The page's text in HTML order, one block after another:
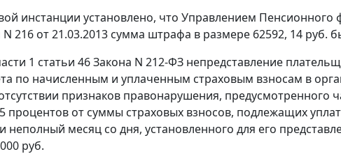
инстанции установлено, что Управлением Пенсионного
216 от 21.03.2013 сумма штрафа в размере 62592, 14 руб.
1 статьи 46Закона N 212-ФЗ непредставление
по начисленным и уплаченным страховым взносам в
признаков правонарушения, предусмотренного
процентов от суммы страховых взносов, подлежащих
неполный месяц со дня, установленного для его
руб.